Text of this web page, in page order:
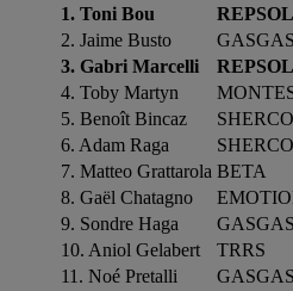
1. Toni Bou
2. Jaime Busto
GASGAS
3. Gabri Marcelli
4. Toby Martyn
5. Benoît Bincaz
SHERCO
6. Adam Raga
SHERCO
7. Matteo Grattarola BETA
8. Gaël Chatagno
9. Sondre Haga
GASGAS
10. Aniol Gelabert
TRRS
11. Noé Pretalli
GASGAS